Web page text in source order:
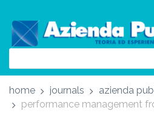
home journals
azienda